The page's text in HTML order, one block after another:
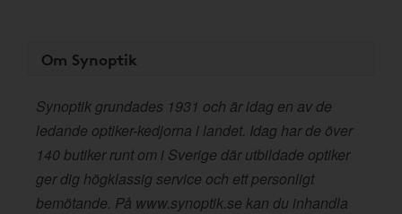
Om Synoptik
Synoptik grundades 1931 och är idag en av de
ledande optiker-kedjorna i landet. Idag har de över
140 butiker runt om i Sverige där utbildade optiker
ger dig högklassig service och ett personligt
bemötande. På www.synoptik.se kan du inhandla